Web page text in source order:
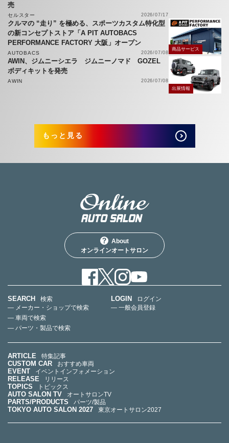
売
セルスター 2026/07/17
クルマの “走り” を極める、スポーツカスタム特化型
の新コンセプトストア「A PIT AUTOBACS
PERFORMANCE FACTORY 大阪」オープン
AUTOBACS 2026/07/08
商品サービス
AWIN、ジムニーシエラ ジムニーノマド GOZEL
ボディキットを発売
AWIN
2026/07/08
出展情報
もっと見る
About
オンラインオートサロン
SEARCH
検索
— メーカー・ショップで検索
— 車両で検索
— パーツ・製品で検索
LOGIN
ログイン
— 一般会員登録
ARTICLE 特集記事
CUSTOM CAR おすすめ車両
EVENT イベントインフォメーション
RELEASE リリース
TOPICS トピックス
AUTO SALON TV オートサロンTV
PARTS/PRODUCTS パーツ/製品
TOKYO AUTO SALON 2027 東京オートサロン2027